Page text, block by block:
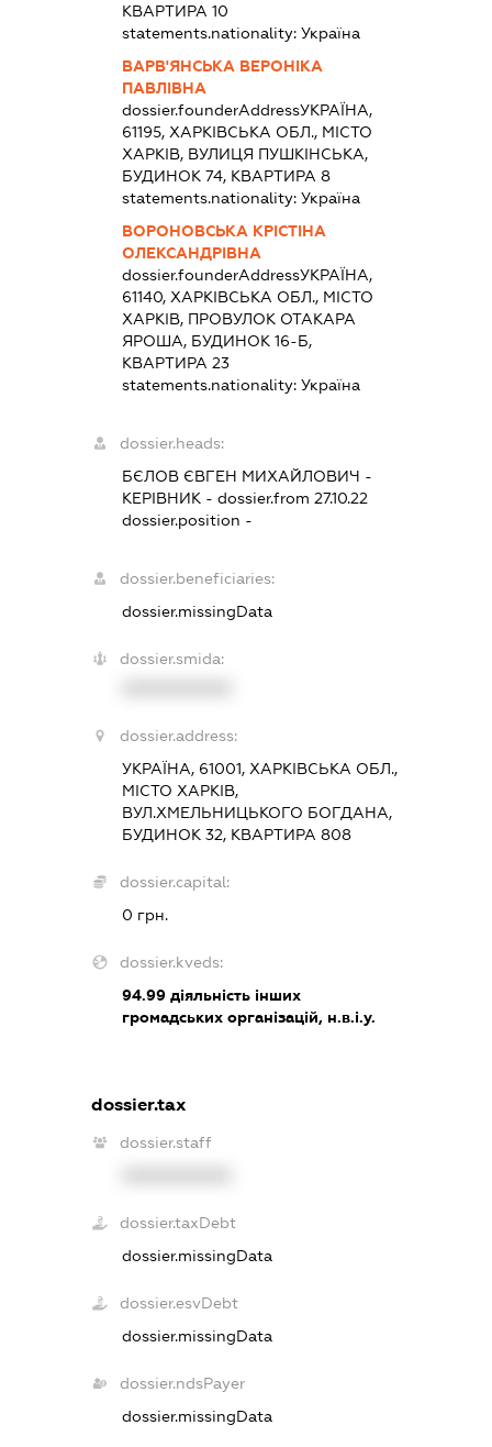
КВАРТИРА 10
statements.nationality: Україна
ВАРВ'ЯНСЬКА ВЕРОНІКА
ПАВЛІВНА
dossier.founderAddressУКРАЇНА,
61195, ХАРКІВСЬКА ОБЛ., МІСТО
ХАРКІВ, ВУЛИЦЯ ПУШКІНСЬКА,
БУДИНОК 74, КВАРТИРА 8
statements.nationality: Україна
ВОРОНОВСЬКА КРІСТІНА
ОЛЕКСАНДРІВНА
dossier.founderAddressУКРАЇНА,
61140, ХАРКІВСЬКА ОБЛ., МІСТО
ХАРКІВ, ПРОВУЛОК ОТАКАРА
ЯРОША, БУДИНОК 16-Б,
КВАРТИРА 23
statements.nationality: Україна
dossier.heads:
БЄЛОВ ЄВГЕН МИХАЙЛОВИЧ -
КЕРІВНИК- dossier.from 27.10.22
dossier.position -
dossier.beneficiaries:
dossier.missingData
dossier.smida:
dossier.address:
УКРАЇНА, 61001, ХАРКІВСЬКА ОБЛ.,
МІСТО ХАРКІВ,
ВУЛ.ХМЕЛЬНИЦЬКОГО БОГДАНА,
БУДИНОК 32, КВАРТИРА 808
dossier.capital:
0 грн.
dossier.kveds:
94.99діяльність інших
громадських організацій, н.в.і.у.
dossier.tax
dossier.staff
dossier.taxDebt
dossier.missingData
dossier.esvDebt
dossier.missingData
dossier.ndsPayer
dossier.missingData